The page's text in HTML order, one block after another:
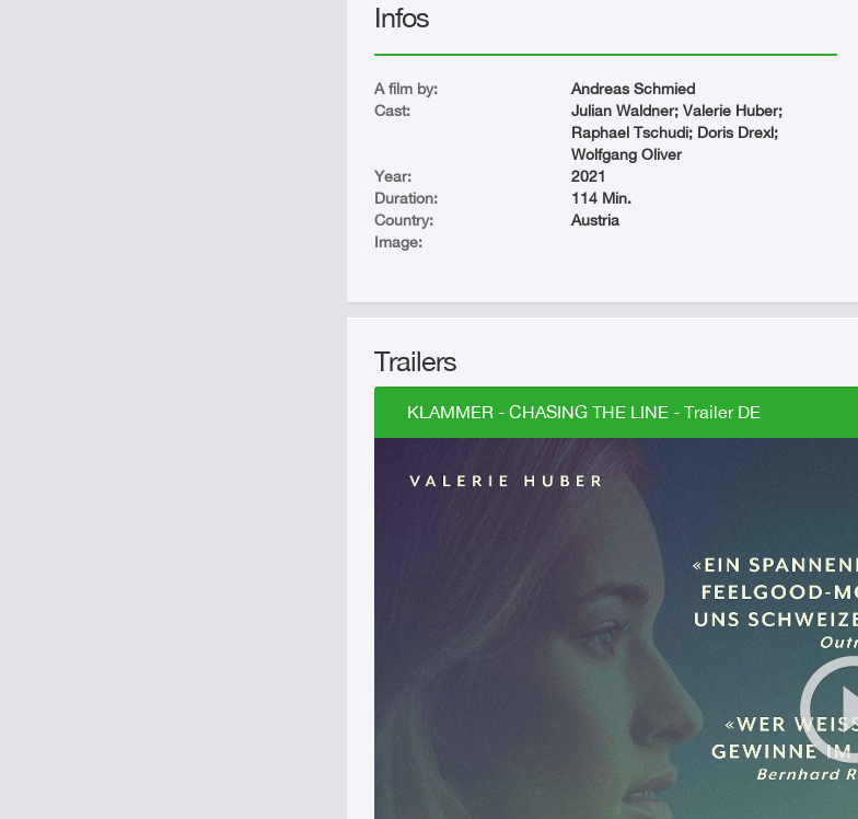
Infos
A film by:
Andreas Schmied
Cast:
Julian Waldner; Valerie Huber;
Raphael Tschudi; Doris Drexl;
Wolfgang Oliver
Year:
2021
Duration:
114 Min.
Country:
Austria
Image:
Trailers
KLAMMER - CHASING THE LINE - Trailer DE